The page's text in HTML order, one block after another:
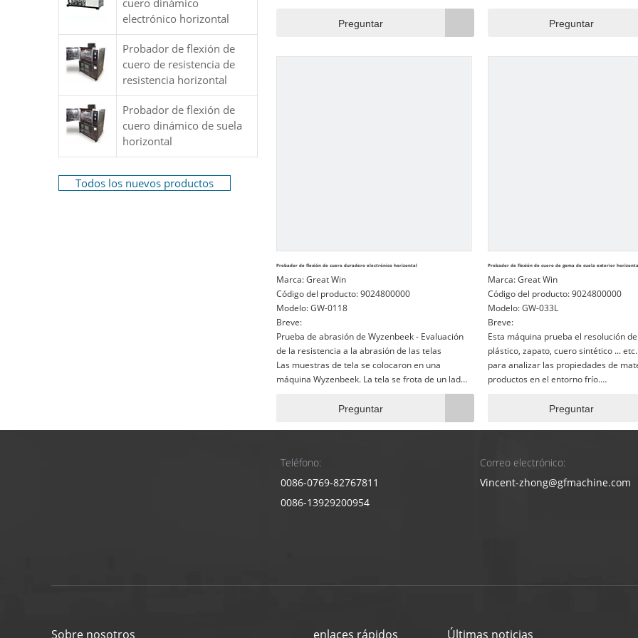
cuero dinámico
electrónico horizontal
Probador de flexión de
cuero de resistencia de
resistencia horizontal
Probador de flexión de
cuero dinámico de suela
horizontal
Todos los nuevos productos
Preguntar
La cámara de prueba se puede
variedad de empuñaduras de flexión/
están hechas por acero inoxidable.
Preguntar
Probador de flexión de cuero duradero electrónico horizontal
Marca:Great Win
Código del producto:9024800000
Modelo:GW-0118
Breve:
Prueba de abrasión de Wyzenbeek - Evaluación
de la resistencia a la abrasión de las telas
Las muestras de tela se colocaron en una
máquina Wyzenbeek. La tela se frota de un lado
a otro sobre un cilindro cubierto con una tela de
algodón o pantalla de escritura. Las muestras de
tela se evaluaron a intervalos para identificar la
Preguntar
Probador de flexión de cuero de goma de suela exterior
Marca:Great Win
Código del producto:9024800000
Modelo:GW-033L
Breve:
Esta máquina prueba el resolución
plástico, zapato, cuero sintético ...
para analizar las propiedades de
productos en el entorno frío.
La cámara de prueba se puede
variedad de empuñaduras de flexión/
están hechas por acero inoxidable.
Preguntar
Teléfono:
0086-0769-82767811
0086-13929200954
Correo electrónico:
Vincent-zhong@gfmachine.com
Sobre nosotros enlaces rápidos Últimas noticias